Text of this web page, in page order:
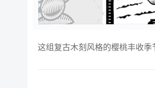
这组复古木刻风格的樱桃丰收季